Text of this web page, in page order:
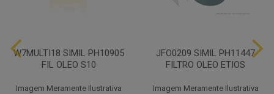
W7MULTI18 SIMIL PH10905
FIL OLEO S10
Imagem Meramente Ilustrativa
JFO0209 SIMIL PH11447
FILTRO OLEO ETIOS
Imagem Meramente Ilustrativa